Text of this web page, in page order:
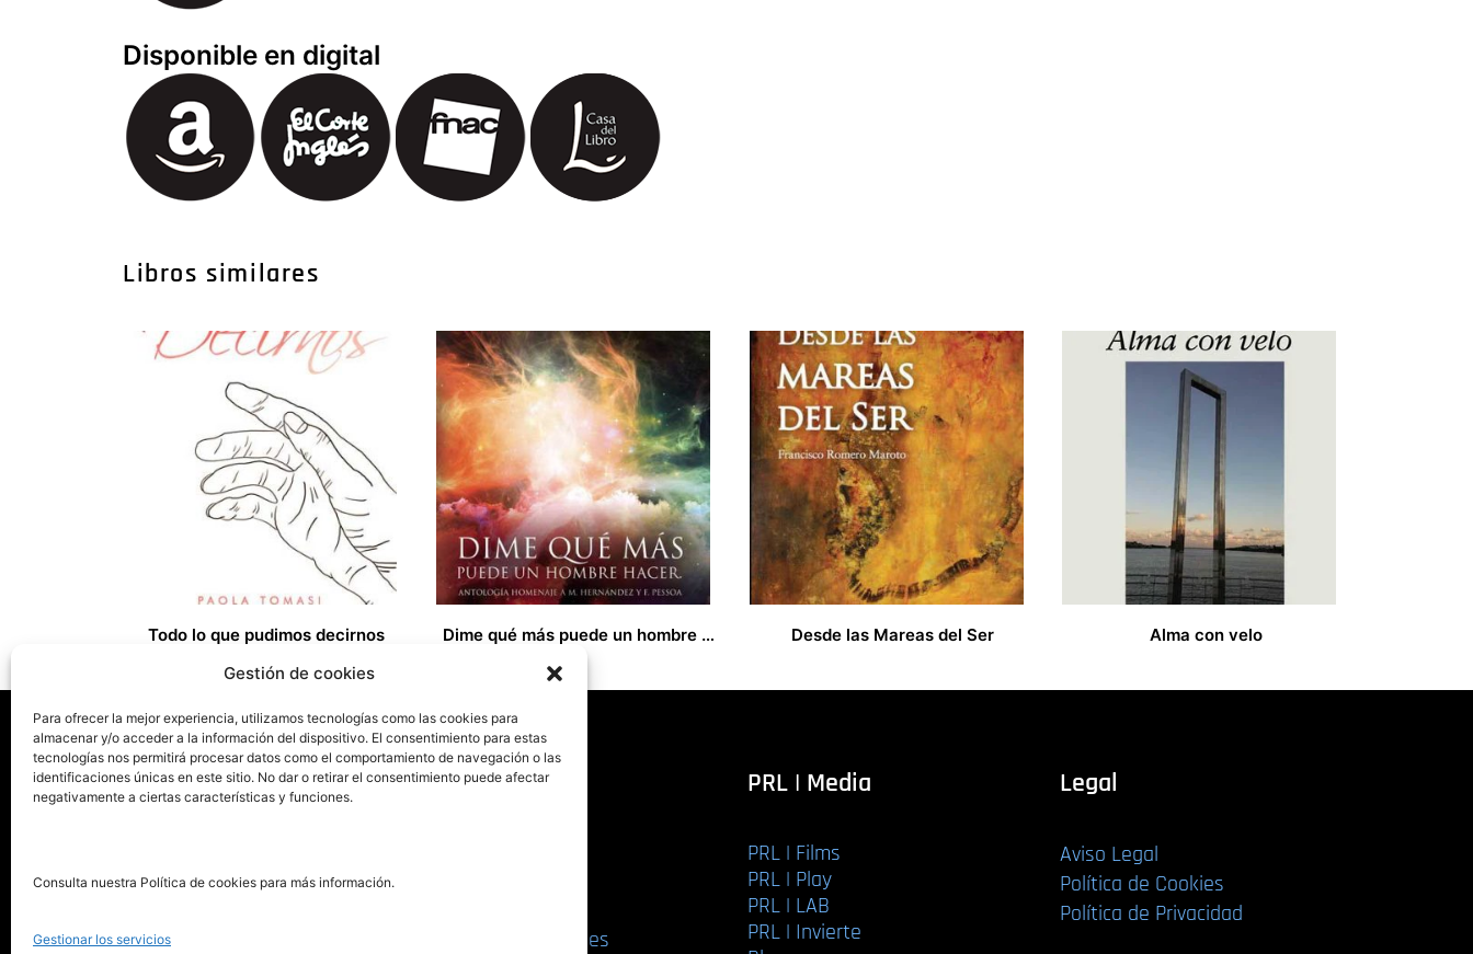
Gestión de cookies
Para ofrecer la mejor experiencia, utilizamos tecnologías como las cookies para
almacenar y/o acceder a la información del dispositivo. El consentimiento para estas
tecnologías nos permitirá procesar datos como el comportamiento de navegación o las
identificaciones únicas en este sitio. No dar o retirar el consentimiento puede afectar
negativamente a ciertas características y funciones.
Consulta nuestra Política de cookies para más información.
Gestionar los servicios
Disponible en digital
Libros similares
Todo lo que pudimos decirnos Dime qué más puede un hombre hacer Desde las Mareas del Ser Alma con velo
pionero de autoedición
911 413 306
La editorial
Servicios editoriales
PRL | Media
PRL | Films
PRL | Play
PRL | LAB
PRL | Invierte
Legal
Aviso Legal
Política de Cookies
Política de Privacidad